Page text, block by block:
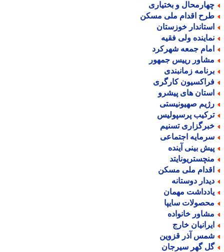
و بختیاری
اقدام ملی مسکن
خوزستان
ولی فقیه
جمعه شهرکرد
رییس جمهور
زمانبندی
کارگری
های پیشرو
صهیونیستی
پرسپولیس
تسنیم
اجتماعی
بینی آینده
ملی مسکن
دوستانه
مهمان
سایپا
خانواده
خارج
آذر قزوین
گهر سیرجان